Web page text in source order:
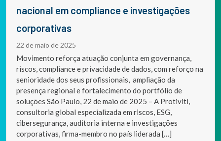
nacional em compliance e investigações
corporativas
22 de maio de 2025
Movimento reforça atuação conjunta em governança,
riscos, compliance e privacidade de dados, com reforço na
senioridade dos seus profissionais, ampliação da
presença regional e fortalecimento do portfólio de
soluções São Paulo, 22 de maio de 2025 – A Protiviti,
consultoria global especializada em riscos, ESG,
cibersegurança, auditoria interna e investigações
corporativas, firma-membro no país liderada […]